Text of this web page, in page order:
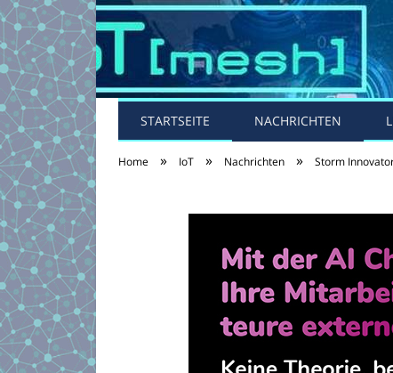
STARTSEITE NACHRICHTEN
Home » IoT » Nachrichten » Storm